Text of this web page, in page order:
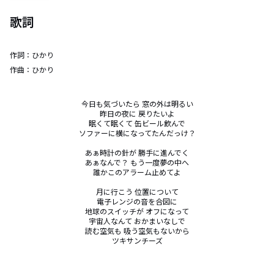
歌詞
作詞： ひかり
作曲： ひかり
今日も気づいたら 窓の外は明るい
昨日の夜に 戻りたいよ
眠くて眠くて 缶ビール飲んで
ソファーに横になってたんだっけ？
あぁ時計の針が 勝手に進んでく
あぁなんで？ もう一度夢の中へ
誰かこのアラーム止めてよ
月に行こう 位置について
電子レンジの音を合図に
地球のスイッチが オフになって
宇宙人なんて おかまいなしで
読む空気も 吸う空気もないから
ツキサンチーズ